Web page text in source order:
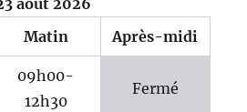
août 2026
Matin
Après-midi
09h00-
12h30
Fermé